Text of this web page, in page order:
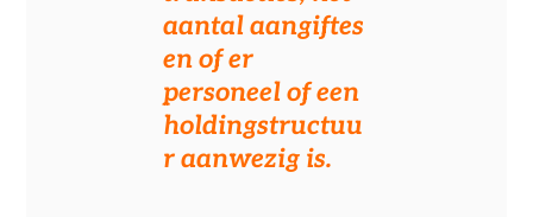
aantal aangiftes
en of er
personeel of een
holdingstructuu
r aanwezig is.